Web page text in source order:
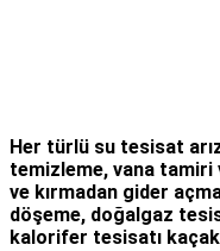
Her türlü su tesisat
temizleme, vana tamiri
ve kırmadan gider
döşeme, doğalgaz
kalorifer tesisatı